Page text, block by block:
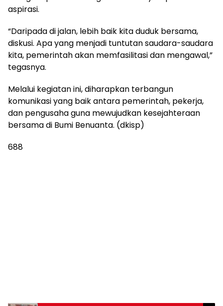
aspirasi.
“Daripada di jalan, lebih baik kita duduk bersama,
diskusi. Apa yang menjadi tuntutan saudara-saudara
kita, pemerintah akan memfasilitasi dan mengawal,”
tegasnya.
Melalui kegiatan ini, diharapkan terbangun
komunikasi yang baik antara pemerintah, pekerja,
dan pengusaha guna mewujudkan kesejahteraan
bersama di Bumi Benuanta. (dkisp)
688